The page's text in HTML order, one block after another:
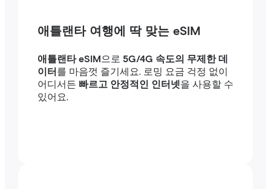
애틀랜타 여행에 딱 맞는 eSIM
애틀랜타 eSIM 으로 5G/4G 속도의 무제한 데
이터 를 마음껏 즐기세요. 로밍 요금 걱정 없이
어디서든 빠르고 안정적인 인터넷을 사용할 수
있어요.